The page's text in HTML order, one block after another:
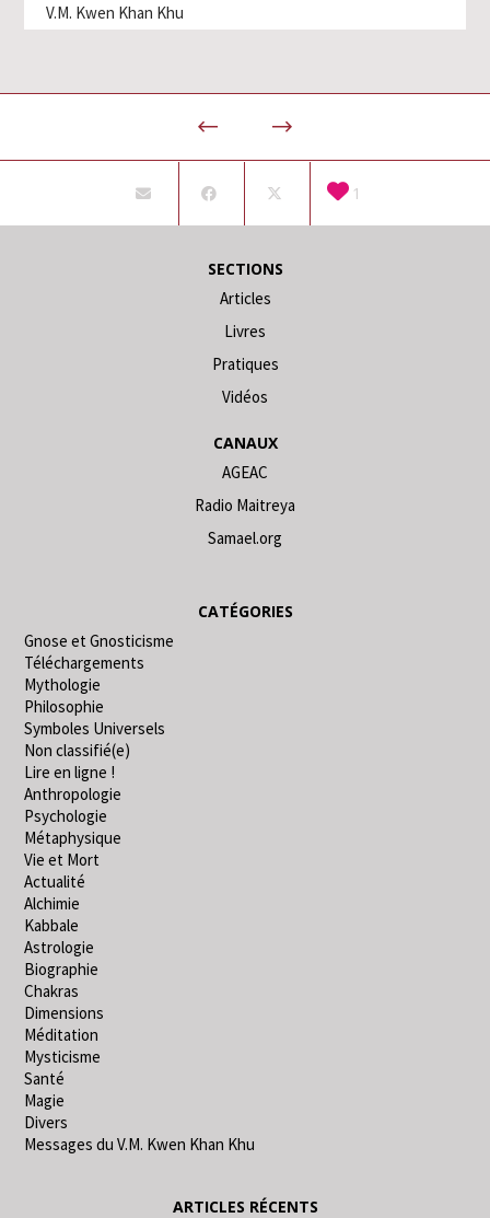
V.M. Kwen Khan Khu
1
SECTIONS
Articles
Livres
Pratiques
Vidéos
CANAUX
AGEAC
Radio Maitreya
Samael.org
CATÉGORIES
Gnose et Gnosticisme
Téléchargements
Mythologie
Philosophie
Symboles Universels
Non classifié(e)
Lire en ligne !
Anthropologie
Psychologie
Métaphysique
Vie et Mort
Actualité
Alchimie
Kabbale
Astrologie
Biographie
Chakras
Dimensions
Méditation
Mysticisme
Santé
Magie
Divers
Messages du V.M. Kwen Khan Khu
ARTICLES RÉCENTS